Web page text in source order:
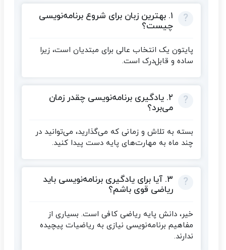
۱. بهترین زبان برای شروع برنامه‌نویسی
چیست؟
پایتون یک انتخاب عالی برای مبتدیان است، زیرا
ساده و قابل‌درک است.
۲. یادگیری برنامه‌نویسی چقدر زمان
می‌برد؟
بسته به تلاش و زمانی که می‌گذارید، می‌توانید در
چند ماه به مهارت‌های پایه دست پیدا کنید.
۳. آیا برای یادگیری برنامه‌نویسی باید
ریاضی قوی باشم؟
خیر، دانش پایه ریاضی کافی است. بسیاری از
مفاهیم برنامه‌نویسی نیازی به ریاضیات پیچیده
ندارند.